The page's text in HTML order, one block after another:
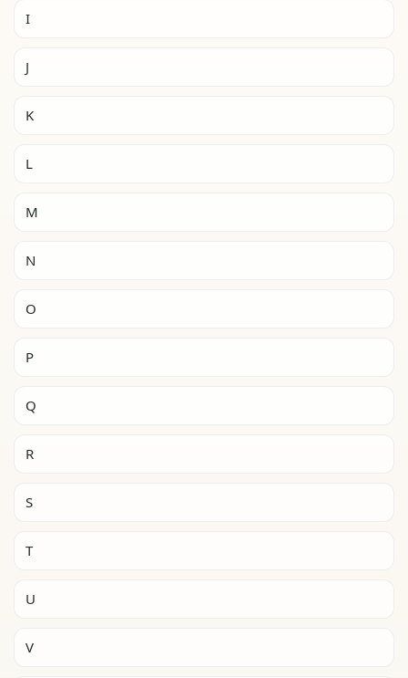
I
J
K
L
M
N
O
P
Q
R
S
T
U
V